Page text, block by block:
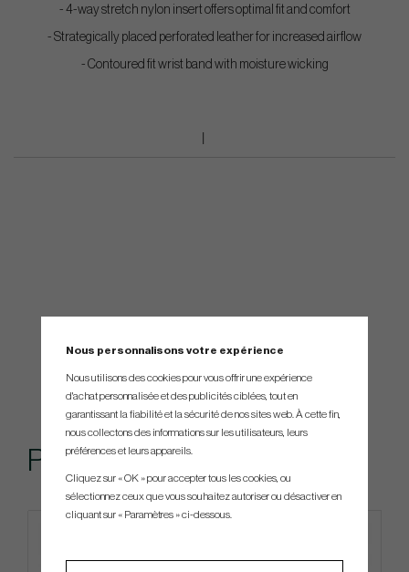
- 4-way stretch nylon insert offers optimal fit and comfort
- Strategically placed perforated leather for increased airflow
- Contoured fit wrist band with moisture wicking
Produits similaires
Nous personnalisons votre expérience
Nous utilisons des cookies pour vous offrir une expérience
d'achat personnalisée et des publicités ciblées, tout en
garantissant la fiabilité et la sécurité de nos sites web. À cette fin,
nous collectons des informations sur les utilisateurs, leurs
préférences et leurs appareils.
Cliquez sur « OK » pour accepter tous les cookies, ou
sélectionnez ceux que vous souhaitez autoriser ou désactiver en
cliquant sur « Paramètres » ci-dessous.